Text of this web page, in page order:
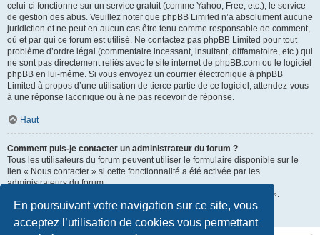
En poursuivant votre navigation sur ce site, vous
acceptez l’utilisation de cookies vous permettant
celui-ci fonctionne sur un service gratuit (comme Yahoo, Free, etc.), le service
de gestion des abus. Veuillez noter que phpBB Limited n’a absolument aucune
juridiction et ne peut en aucun cas être tenu comme responsable de comment,
où et par qui ce forum est utilisé. Ne contactez pas phpBB Limited pour tout
problème d’ordre légal (commentaire incessant, insultant, diffamatoire, etc.) qui
ne sont pas directement reliés avec le site internet de phpBB.com ou le logiciel
phpBB en lui-même. Si vous envoyez un courrier électronique à phpBB
Limited à propos d’une utilisation de tierce partie de ce logiciel, attendez-vous
à une réponse laconique ou à ne pas recevoir de réponse.
Haut
Comment puis-je contacter un administrateur du forum ?
Tous les utilisateurs du forum peuvent utiliser le formulaire disponible sur le
lien « Nous contacter » si cette fonctionnalité a été activée par les
administrateurs du forum.
Les membres du forum peuvent également utiliser le lien « L’équipe ».